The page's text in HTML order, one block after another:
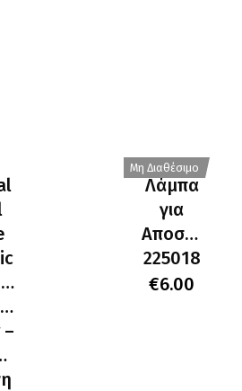
–
Μη Διαθέσιμο
Λάμπα
για
Αποστειρωτή
225018
€6.00